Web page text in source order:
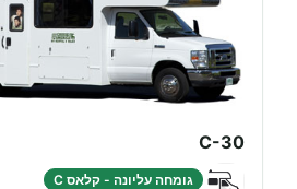
C-30
גומחה עליונה - קלאס C